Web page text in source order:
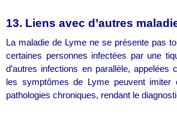
13. Liens avec d’autres
La maladie de Lyme ne se présente pas
certaines personnes infectées par une
d’autres infections en parallèle, appelées
les symptômes de Lyme peuvent imiter
pathologies chroniques, rendant le